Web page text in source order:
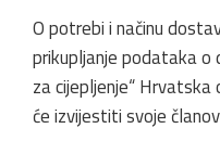
O potrebi i načinu
prikupljanje podataka o
za cijepljenje“
će izvijestiti svoje